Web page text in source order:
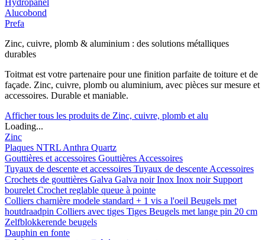
Hydropanel
Alucobond
Prefa
Zinc, cuivre, plomb & aluminium : des solutions métalliques
durables
Toitmat est votre partenaire pour une finition parfaite de toiture et de
façade. Zinc, cuivre, plomb ou aluminium, avec pièces sur mesure et
accessoires. Durable et maniable.
Afficher tous les produits de Zinc, cuivre, plomb et alu
Loading...
Zinc
Plaques NTRL Anthra Quartz
Gouttières et accessoires Gouttières Accessoires
Tuyaux de descente et accessoires Tuyaux de descente Accessoires
Crochets de gouttières Galva Galva noirInox Inox noir Support
bourelet Crochet reglable queue à pointe
Colliers charnière modele standard + 1 vis a l'oeil Beugels met
houtdraadpin Colliers avec tiges Tiges Beugels met lange pin 20 cm
Zelfblokkerende beugels
Dauphin en fonte